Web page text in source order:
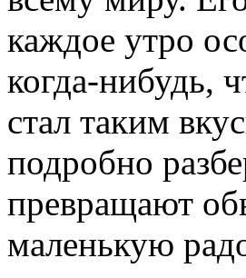
каждое утро
когда-нибудь,
стал таким
подробно
превращают
маленькую